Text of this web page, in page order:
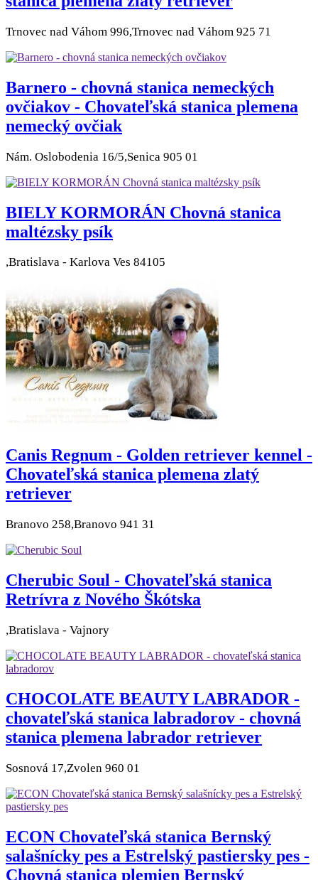
Trnovec nad Váhom 996,Trnovec nad Váhom 925 71
Barnero - chovná stanica nemeckých
ovčiakov - Chovateľská stanica plemena
nemecký ovčiak
Nám. Oslobodenia 16/5,Senica 905 01
BIELY KORMORÁN Chovná stanica
maltézsky psík
,Bratislava - Karlova Ves 84105
Canis Regnum - Golden retriever kennel -
Chovateľská stanica plemena zlatý
retriever
Branovo 258,Branovo 941 31
Cherubic Soul - Chovateľská stanica
Retrívra z Nového Škótska
,Bratislava - Vajnory
CHOCOLATE BEAUTY LABRADOR -
chovateľská stanica labradorov - chovná
stanica plemena labrador retriever
Sosnová 17,Zvolen 960 01
ECON Chovateľská stanica Bernský
salašnícky pes a Estrelský pastiersky pes -
Chovná stanica plemien Bernský